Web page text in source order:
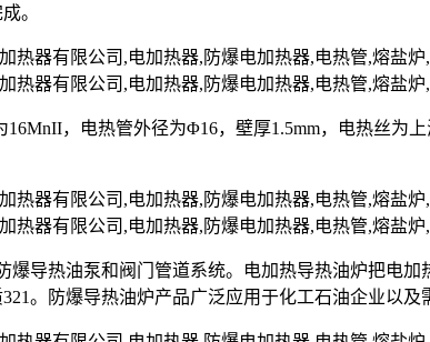
。
16MnII，电热管外径为Φ16，壁厚1.5mm，电热丝
爆导热油泵和阀门管道系统。电加热导热油炉把电
。防爆导热油炉产品广泛应用于化工石油企业以及